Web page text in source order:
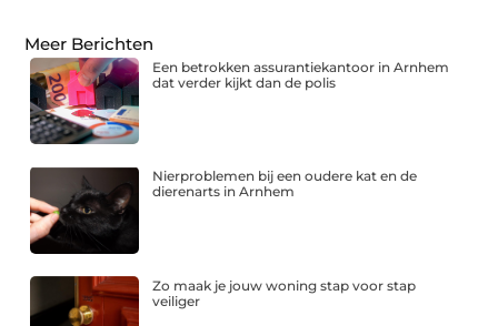
Meer Berichten
Een betrokken assurantiekantoor in Arnhem
dat verder kijkt dan de polis
Nierproblemen bij een oudere kat en de
dierenarts in Arnhem
Zo maak je jouw woning stap voor stap
veiliger